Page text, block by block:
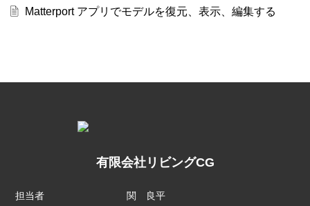
Matterport アプリでモデルを復元、表示、編集する
有限会社リビングCG
担当者 関 良平